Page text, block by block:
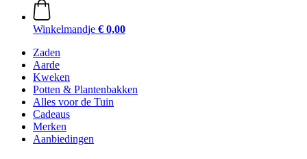
Winkelmandje € 0,00
Zaden
Aarde
Kweken
Potten & Plantenbakken
Alles voor de Tuin
Cadeaus
Merken
Aanbiedingen